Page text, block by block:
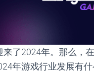
来了2024年。那么，在
年游戏行业发展有